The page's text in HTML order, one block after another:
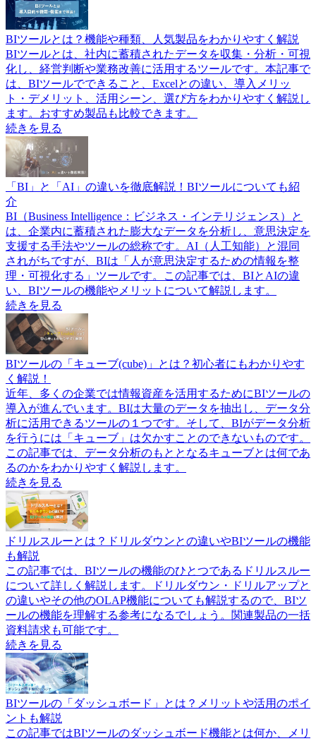
BIツールとは？機能や種類、人気製品をわかりやすく解説
BIツールとは、社内に蓄積されたデータを収集・分析・可視
化し、経営判断や業務改善に活用するツールです。本記事で
は、BIツールでできること、Excelとの違い、導入メリッ
ト・デメリット、活用シーン、選び方をわかりやすく解説し
ます。おすすめ製品も比較できます。
続きを見る
「BI」と「AI」の違いを徹底解説！BIツールについても紹
介
BI（Business Intelligence：ビジネス・インテリジェンス）と
は、企業内に蓄積された膨大なデータを分析し、意思決定を
支援する手法やツールの総称です。AI（人工知能）と混同
されがちですが、BIは「人が意思決定するための情報を整
理・可視化する」ツールです。この記事では、BIとAIの違
い、BIツールの機能やメリットについて解説します。
続きを見る
BIツールの「キューブ(cube)」とは？初心者にもわかりやす
く解説！
近年、多くの企業では情報資産を活用するためにBIツールの
導入が進んでいます。BIは大量のデータを抽出し、データ分
析に活用できるツールの１つです。そして、BIがデータ分析
を行うには「キューブ」は欠かすことのできないものです。
この記事では、データ分析のもととなるキューブとは何であ
るのかをわかりやすく解説します。
続きを見る
ドリルスルーとは？ドリルダウンとの違いやBIツールの機能
も解説
この記事では、BIツールの機能のひとつであるドリルスルー
について詳しく解説します。ドリルダウン・ドリルアップと
の違いやその他のOLAP機能についても解説するので、BIツ
ールの機能を理解する参考になるでしょう。関連製品の一括
資料請求も可能です。
続きを見る
BIツールの「ダッシュボード」とは？メリットや活用のポイ
ントも解説
この記事ではBIツールのダッシュボード機能とは何か、メリ